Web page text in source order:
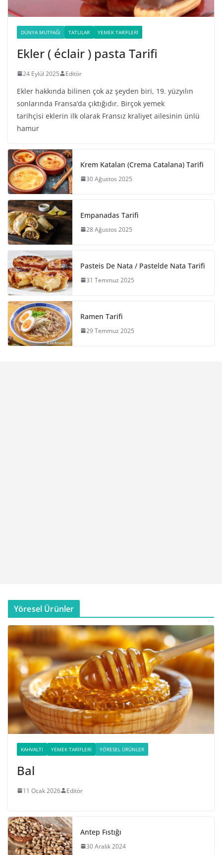
DÜNYA MUTFAĞI TATLILAR YEMEK TARIFLERI
Ekler ( éclair ) pasta Tarifi
24 Eylül 2025 Editör
Ekler hakkında bilinen çok az şeyden biri, 19. yüzyılın
sonlarında Fransa’da çıktığıdır. Birçok yemek
tarihçisi eklerin ilk olarak Fransız kraliyet ailesinin ünlü
hamur
Krem Katalan (Crema Catalana) Tarifi
30 Ağustos 2025
Empanadas Tarifi
28 Ağustos 2025
Pasteis De Nata / Pastelde Nata Tarifi
31 Temmuz 2025
Ramen Tarifi
29 Temmuz 2025
Yöresel Ürünler
KAHVALTI YEMEK TARIFLERI YÖRESEL ÜRÜNLER
Bal
11 Ocak 2026 Editör
Antep Fıstığı
30 Aralık 2024